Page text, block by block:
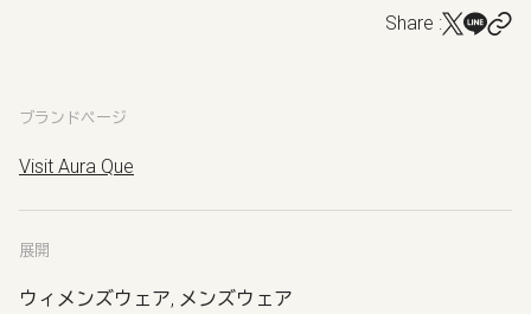
Share :
ブランドページ
Visit Aura Que
展開
ウィメンズウェア, メンズウェア